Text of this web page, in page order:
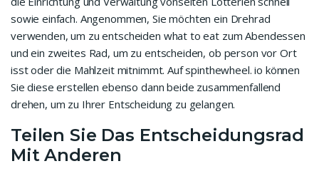
sowie einfach. Angenommen, Sie möchten ein Drehrad
verwenden, um zu entscheiden what to eat zum Abendessen
und ein zweites Rad, um zu entscheiden, ob person vor Ort
isst oder die Mahlzeit mitnimmt. Auf spinthewheel. io können
Sie diese erstellen ebenso dann beide zusammenfallend
drehen, um zu Ihrer Entscheidung zu gelangen.
Teilen Sie Das Entscheidungsrad
Mit Anderen